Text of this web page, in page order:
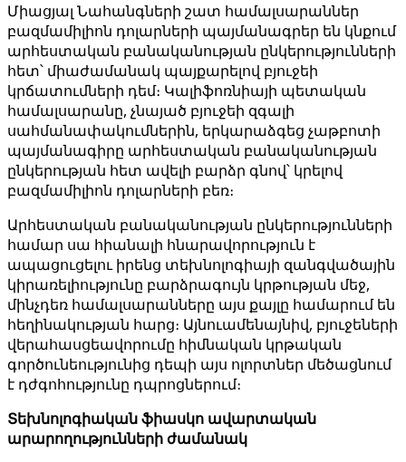
Միացյալ Նահանգների շատ համալսարաններ
բազմամիլիոն դոլարների պայմանագրեր են կնքում
արհեստական ​​բանականության ընկերությունների
հետ՝ միաժամանակ պայքարելով բյուջեի
կրճատումների դեմ։ Կալիֆոռնիայի պետական ​​
համալսարանը, չնայած բյուջեի զգալի
սահմանափակումներին, երկարաձգեց չաթբոտի
պայմանագիրը արհեստական ​​բանականության
ընկերության հետ ավելի բարձր գնով՝ կրելով
բազմամիլիոն դոլարների բեռ։
Արհեստական ​​բանականության ընկերությունների
համար սա հիանալի հնարավորություն է
ապացուցելու իրենց տեխնոլոգիայի զանգվածային
կիրառելիությունը բարձրագույն կրթության մեջ,
մինչդեռ համալսարանները այս քայլը համարում են
հեղինակության հարց։ Այնուամենայնիվ, բյուջեների
վերահասցեավորումը հիմնական կրթական
գործունեությունից դեպի այս ոլորտներ մեծացնում
է դժգոհությունը դպրոցներում։
Տեխնոլոգիական ֆիասկո ավարտական ​​
արարողությունների ժամանակ